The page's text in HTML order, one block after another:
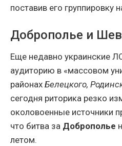
поставив его группировку
Доброполье и
Еще недавно украинские
аудиторию в «массовом
районах Белецкого,
сегодня риторика резко
околовоенные источники
что битва за Доброполье
летом.